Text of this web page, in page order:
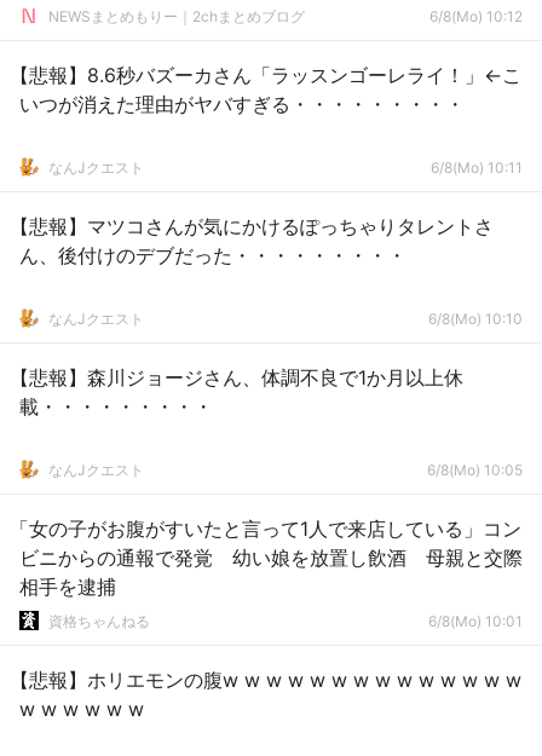
NEWSまとめもりー｜2chまとめブログ 6/8(Mo) 10:12
【悲報】8.6秒バズーカさん「ラッスンゴーレライ！」←こ
いつが消えた理由がヤバすぎる・・・・・・・・・
なんJクエスト 6/8(Mo) 10:11
【悲報】マツコさんが気にかけるぽっちゃりタレントさ
ん、後付けのデブだった・・・・・・・・・
なんJクエスト 6/8(Mo) 10:10
【悲報】森川ジョージさん、体調不良で1か月以上休
載・・・・・・・・・
なんJクエスト 6/8(Mo) 10:05
「女の子がお腹がすいたと言って1人で来店している」コン
ビニからの通報で発覚 幼い娘を放置し飲酒 母親と交際
相手を逮捕
資格ちゃんねる 6/8(Mo) 10:01
【悲報】ホリエモンの腹w w w w w w w w w w w w w w
w w w w w w